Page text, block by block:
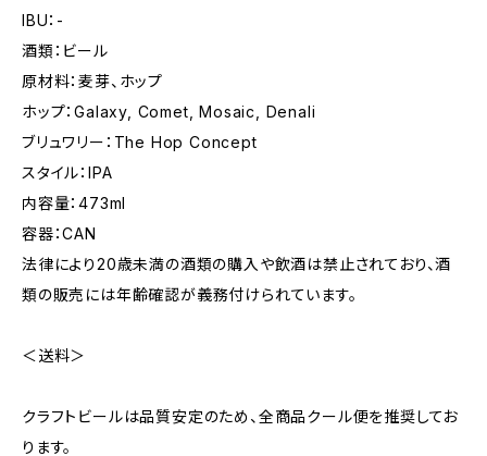
IBU：-
酒類：ビール
原材料：麦芽、ホップ
ホップ：Galaxy, Comet, Mosaic, Denali
ブリュワリー：The Hop Concept
スタイル：IPA
内容量：473ml
容器：CAN
法律により20歳未満の酒類の購入や飲酒は禁止されており、酒
類の販売には年齢確認が義務付けられています。
＜送料＞
クラフトビールは品質安定のため、全商品クール便を推奨してお
ります。